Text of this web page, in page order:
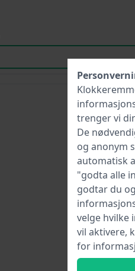
trenger vi
De
og anonym
automatisk
"godta alle
godtar du
velge hvilke
vil aktivere,
for